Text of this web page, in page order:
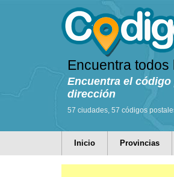
Encuentra
Encuentra el
dirección
57 ciudades, 57 códigos
Inicio Provincias